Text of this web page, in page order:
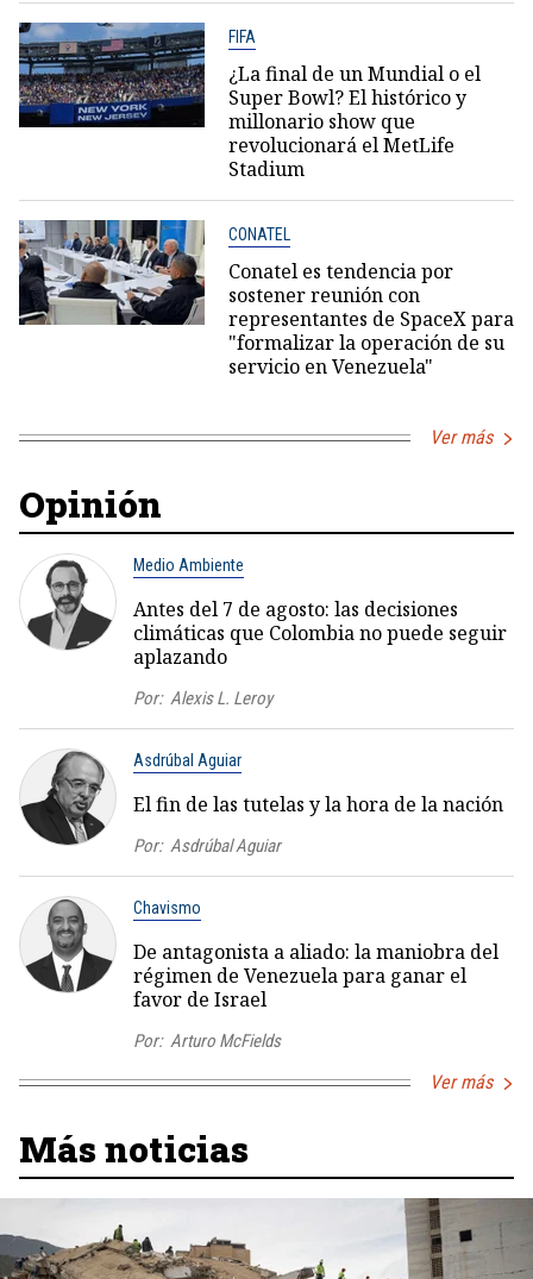
FIFA
¿La final de un Mundial o el
Super Bowl? El histórico y
millonario show que
revolucionará el MetLife
Stadium
CONATEL
Conatel es tendencia por
sostener reunión con
representantes de SpaceX para
"formalizar la operación de su
servicio en Venezuela"
Ver más
Opinión
Medio Ambiente
Antes del 7 de agosto: las decisiones
climáticas que Colombia no puede seguir
aplazando
Por: Alexis L. Leroy
Asdrúbal Aguiar
El fin de las tutelas y la hora de la nación
Por: Asdrúbal Aguiar
Chavismo
De antagonista a aliado: la maniobra del
régimen de Venezuela para ganar el
favor de Israel
Por: Arturo McFields
Ver más
Más noticias